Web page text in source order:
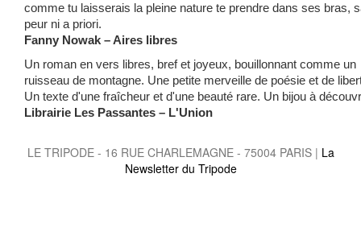
comme tu laisserais la pleine nature te prendre dans ses bras,
peur ni a priori.
Fanny Nowak – Aires libres
Un roman en vers libres, bref et joyeux, bouillonnant comme un
ruisseau de montagne. Une petite merveille de poésie et de
Un texte d'une fraîcheur et d'une beauté rare. Un bijou à
Librairie Les Passantes – L'Union
LE TRIPODE - 16 RUE CHARLEMAGNE - 75004 PARIS | La
Newsletter du Tripode